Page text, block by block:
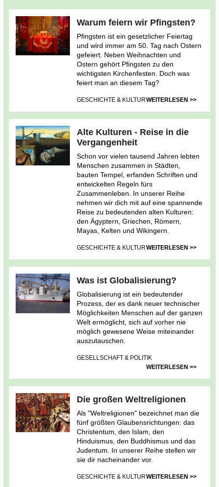
Warum feiern wir Pfingsten?
Pfingsten ist ein gesetzlicher Feiertag
und wird immer am 50. Tag nach Ostern
gefeiert. Neben Weihnachten und
Ostern gehört Pfingsten zu den
wichtigsten Kirchenfesten. Doch was
feiert man an diesem Tag?
GESCHICHTE & KULTURWEITERLESEN >>
Alte Kulturen - Reise in die
Vergangenheit
Schon vor vielen tausend Jahren lebten
Menschen zusammen in Städten,
bauten Tempel, erfanden Schriften und
entwickelten Regeln fürs
Zusammenleben. In unserer Reihe
nehmen wir dich mit auf eine spannende
Reise zu bedeutenden alten Kulturen:
den Ägyptern, Griechen, Römern,
Mayas, Kelten und Wikingern.
GESCHICHTE & KULTURWEITERLESEN >>
Was ist Globalisierung?
Globalisierung ist ein bedeutender
Prozess, der es dank neuer technischer
Möglichkeiten Menschen auf der ganzen
Welt ermöglicht, sich auf vorher nie
möglich gewesene Weise miteinander
auszutauschen.
GESELLSCHAFT & POLITIK
WEITERLESEN >>
Die großen Weltreligionen
Als "Weltreligionen" bezeichnet man die
fünf größten Glaubensrichtungen: das
Christentum, den Islam, den
Hinduismus, den Buddhismus und das
Judentum. In unserer Reihe stellen wir
sie dir nacheinander vor.
GESCHICHTE & KULTURWEITERLESEN >>